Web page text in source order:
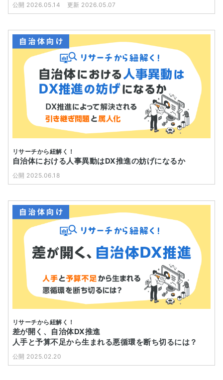
公開 2026.05.14 更新 2026.05.07
リサーチから紐解く！
自治体における人事異動はDX推進の妨げになるか
公開 2025.06.18
リサーチから紐解く！
差が開く、自治体DX推進
人手と予算不足から生まれる悪循環を断ち切るには？
公開 2025.02.20